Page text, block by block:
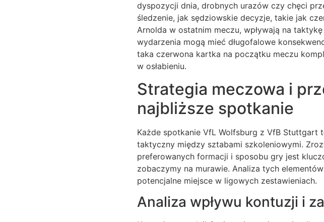
dyspozycji dnia, drobnych urazów czy chęci
śledzenie, jak sędziowskie decyzje, takie jak
Arnolda w ostatnim meczu, wpływają na
wydarzenia mogą mieć długofalowe
taka czerwona kartka na początku meczu
w osłabieniu.
Strategia meczowa i
najbliższe spotkanie
Każde spotkanie VfL Wolfsburg z VfB
taktyczny między sztabami szkoleniowymi.
preferowanych formacji i sposobu gry jest
zobaczymy na murawie. Analiza tych
potencjalne miejsce w ligowych zestawieniach.
Analiza wpływu kontuzji i